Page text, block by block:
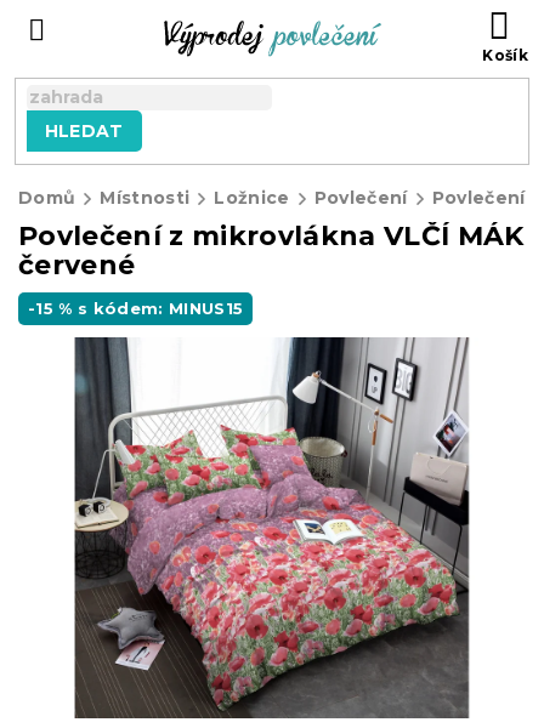
HLEDAT
Domů Místnosti Ložnice Povlečení Povlečení
Povlečení z mikrovlákna VLČÍ MÁK
červené
-15 % s kódem: MINUS15